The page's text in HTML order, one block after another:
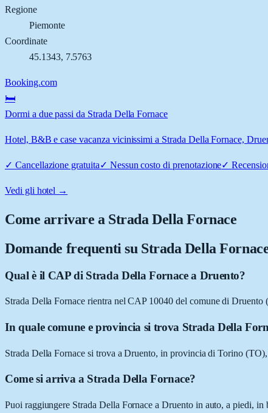
Regione
Piemonte
Coordinate
45.1343, 7.5763
Booking.com
🛏️
Dormi a due passi da Strada Della Fornace
Hotel, B&B e case vacanza vicinissimi a Strada Della Fornace,
✓ Cancellazione gratuita✓ Nessun costo di prenotazione✓
Vedi gli hotel →
Come arrivare a Strada Della Fornace
Domande frequenti su Strada Della
Qual è il CAP di Strada Della Fornace a Druento?
Strada Della Fornace rientra nel CAP 10040 del comune di Druento
In quale comune e provincia si trova Strada Della
Strada Della Fornace si trova a Druento, in provincia di Torino (TO),
Come si arriva a Strada Della Fornace?
Puoi raggiungere Strada Della Fornace a Druento in auto, a piedi,